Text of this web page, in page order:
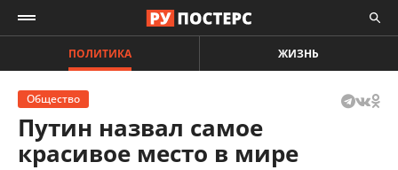
ПОЛИТИКА ЖИЗНЬ
Общество
Путин назвал самое
красивое место в мире